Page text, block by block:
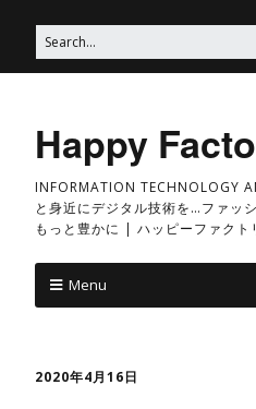
Happy
INFORMATION TECHNOLOGY
と身近にデジタル技術を…ファッ
もっと豊かに | ハッピーファク
Menu
2020年4月16日